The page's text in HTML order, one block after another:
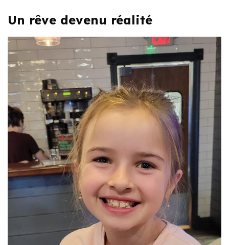
Un rêve devenu réalité